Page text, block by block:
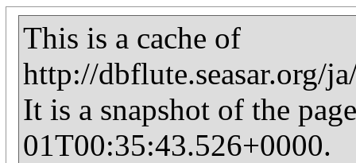
This is a cache of
http://dbflute.seasar.org/
It is a snapshot of the
01T00:35:43.526+0000.